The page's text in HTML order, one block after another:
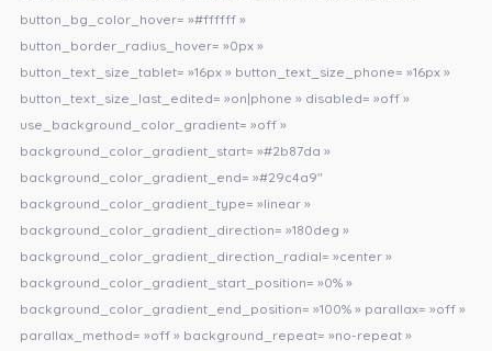
button_bg_color_hover= »#ffffff »
button_border_radius_hover= »0px »
button_text_size_tablet= »16px » button_text_size_phone= »16px »
button_text_size_last_edited= »on|phone » disabled= »off »
use_background_color_gradient= »off »
background_color_gradient_start= »#2b87da »
background_color_gradient_end= »#29c4a9″
background_color_gradient_type= »linear »
background_color_gradient_direction= »180deg »
background_color_gradient_direction_radial= »center »
background_color_gradient_start_position= »0% »
background_color_gradient_end_position= »100% » parallax= »off »
parallax_method= »off » background_repeat= »no-repeat »